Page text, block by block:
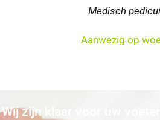
Medisch
Aanwezig op
Wij zijn klaar voor uw